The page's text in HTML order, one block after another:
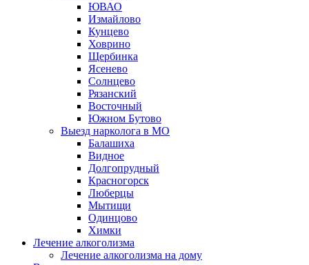
ЮВАО
Измайлово
Кунцево
Ховрино
Щербинка
Ясенево
Солнцево
Рязанский
Восточный
Южном Бутово
Выезд нарколога в МО
Балашиха
Видное
Долгопрудный
Красногорск
Люберцы
Мытищи
Одинцово
Химки
Лечение алкоголизма
Лечение алкоголизма на дому